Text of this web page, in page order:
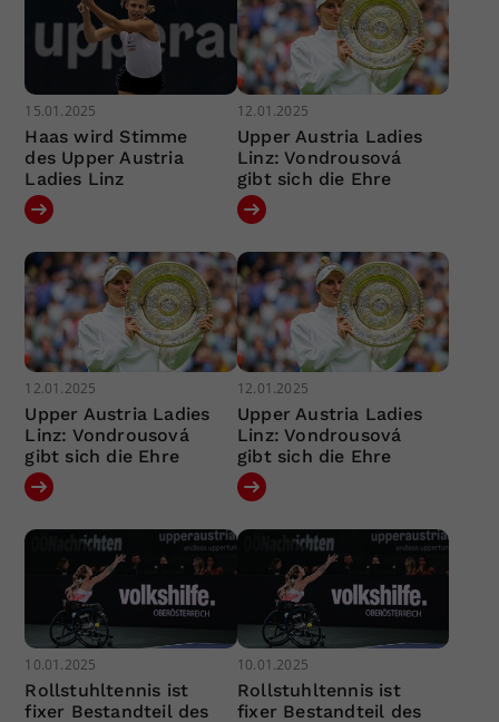
15.01.2025
Haas wird Stimme
des Upper Austria
Ladies Linz
12.01.2025
Upper Austria Ladies
Linz: Vondrousová
gibt sich die Ehre
12.01.2025
Upper Austria Ladies
Linz: Vondrousová
gibt sich die Ehre
12.01.2025
Upper Austria Ladies
Linz: Vondrousová
gibt sich die Ehre
10.01.2025
Rollstuhltennis ist
fixer Bestandteil des
10.01.2025
Rollstuhltennis ist
fixer Bestandteil des